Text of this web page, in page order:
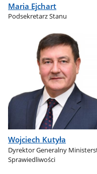
Maria Ejchart
Podsekretarz Stanu
Wojciech Kutyła
Dyrektor Generalny
Sprawiedliwości